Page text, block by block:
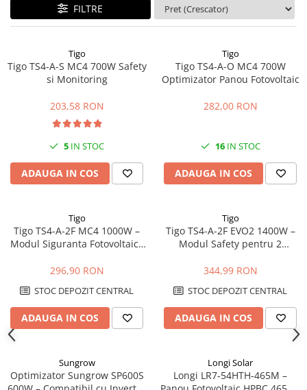
Meteocontrol
Mufe si conectori
Smart Meter
Statii de reincarcare
Cabluri
Accesorii cabluri
Folie avertizoare
LEA accesorii
Papuci si mufe
Cablu solar
Cabluri coaxiale TV
Cabluri curenti slabi
Cabluri date
Cabluri energie joasa tensiune -
FILTRE
Tigo
Tigo TS4-A-S MC4 700W Safety
si Monitoring
203,58 RON
5 IN STOC
ADAUGA IN COS
Tigo
Tigo TS4-A-O MC4 700W
Optimizator Panou Fotovoltaic
282,00 RON
16IN STOC
ADAUGA IN COS
Tigo
Tigo TS4-A-2F MC4 1000W –
Modul Siguranta Fotovoltaica
296,90 RON
STOC DEPOZIT CENTRAL
ADAUGA IN COS
Tigo
Tigo TS4-A-2F EVO2 1400W –
Modul Safety pentru 2
344,99 RON
STOC DEPOZIT CENTRAL
ADAUGA IN COS
Sungrow
Optimizator Sungrow SP600S
Longi Solar
Longi LR7‑54HTH‑465M –